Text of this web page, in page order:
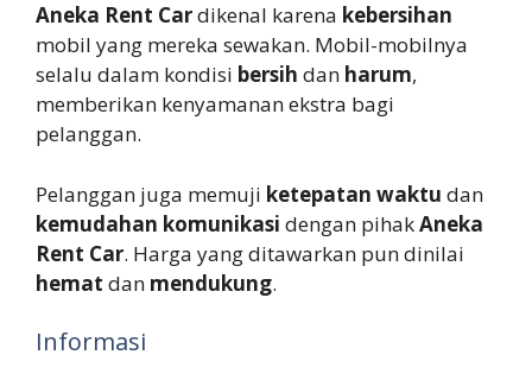
Aneka Rent Cardikenal karena kebersihan
mobil yang mereka sewakan. Mobil-mobilnya
selalu dalam kondisi bersih dan harum,
memberikan kenyamanan ekstra bagi
pelanggan.
Pelanggan juga memuji ketepatan waktu dan
kemudahan komunikasi dengan pihakAneka
Rent Car. Harga yang ditawarkan pun dinilai
hemat dan mendukung.
Informasi